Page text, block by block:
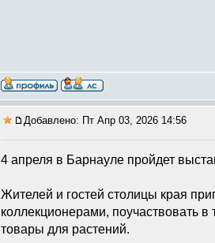
Добавлено: Пт Апр 03, 2026 14:56
4 апреля в Барнауле пройдет
Жителей и гостей столицы края
коллекционерами, поучаствовать
товары для растений.